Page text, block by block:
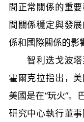
間正常關係的重
間關係穩定與發
係和國際關係的影
智利迭戈波塔
霍爾克拉指出，
美國是在“玩火”。
研究中心執行董事